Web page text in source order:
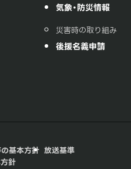
気象・防災情報
災害時の取り組み
後援名義申請
基本方針 放送基準
針